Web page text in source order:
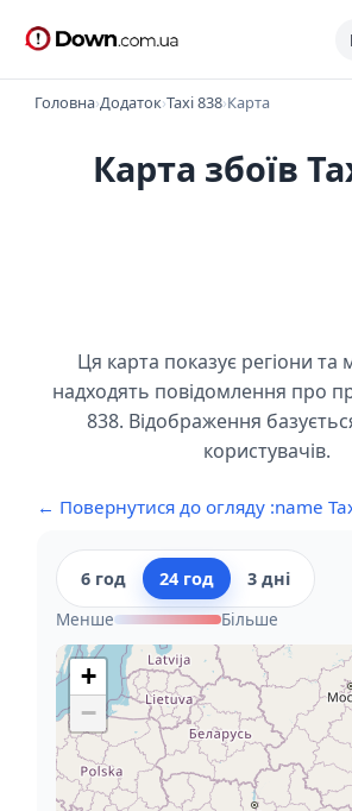
Головна›Додаток›Taxi 838›Карта
Карта збоїв
Ця карта показує регіони та
надходять повідомлення про
838. Відображення
користувачів.
← Повернутися до огляду :name
6 год 24 год
3 дні
Менше
Більше
+
−